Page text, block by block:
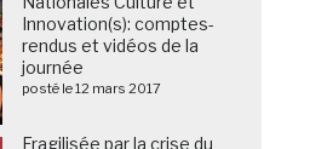
Innovation(s): comptes-
rendus et vidéos de la
journée
posté le 12 mars 2017
Fragilisée par la crise du